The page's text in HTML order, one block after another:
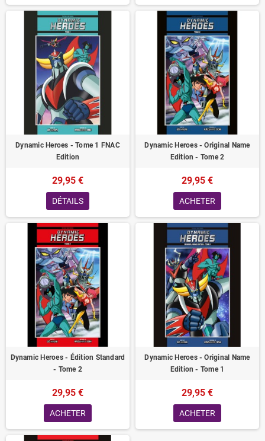
Dynamic Heroes - Tome 1 FNAC
Edition
29,95 €
DÉTAILS
Dynamic Heroes - Original Name
Edition - Tome 2
29,95 €
ACHETER
Dynamic Heroes - Édition Standard
- Tome 2
29,95 €
ACHETER
Dynamic Heroes - Original Name
Edition - Tome 1
29,95 €
ACHETER